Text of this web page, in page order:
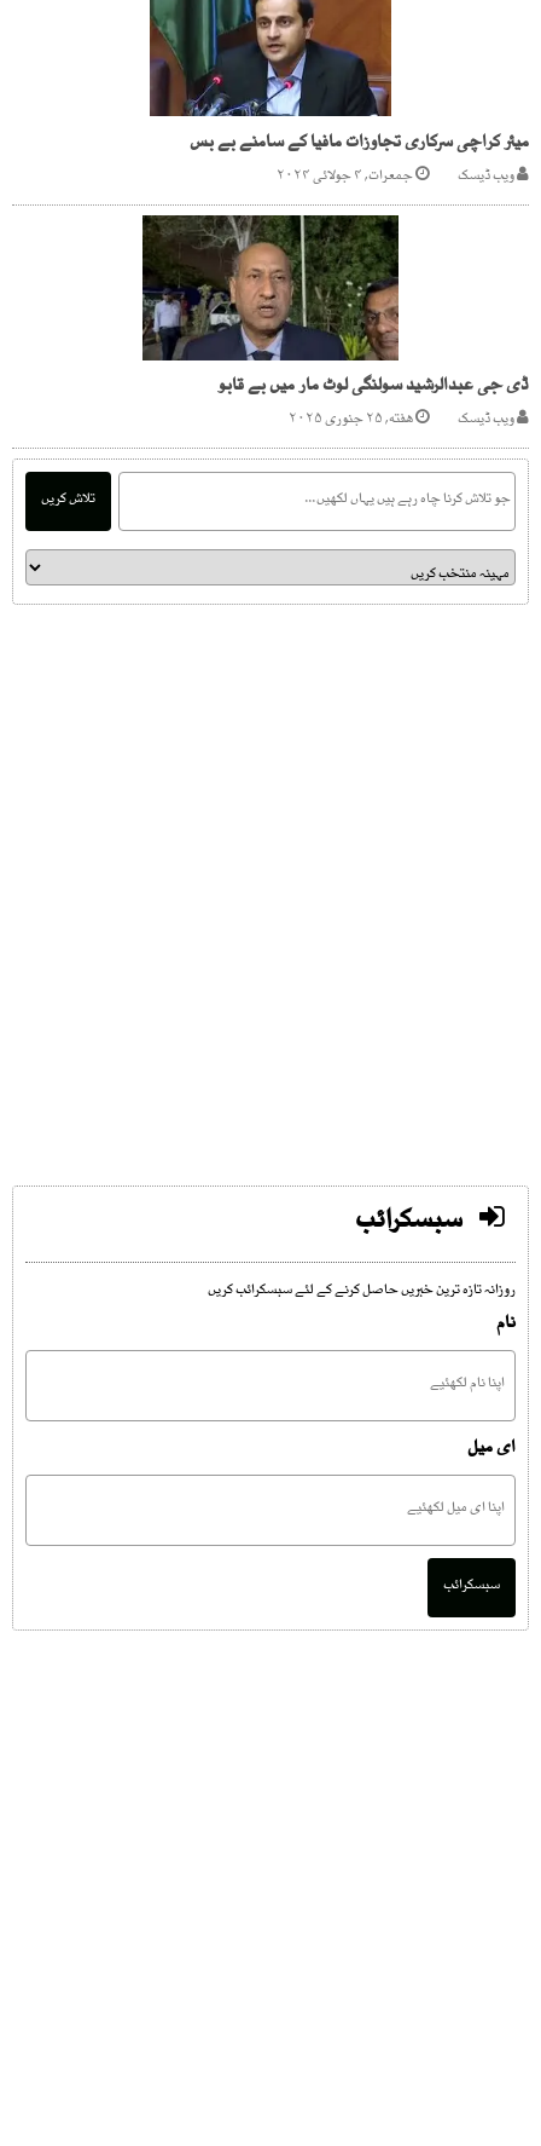
میئر کراچی سرکاری تجاوزات مافیا کے سامنے بے بس
ویب ڈیسک جمعرات, ۴ جولائی ۲۰۲۴
ڈی جی عبدالرشید سولنگی لوٹ مار میں بے قابو
ویب ڈیسک هفته, ۲۵ جنوری ۲۰۲۵
تلاش کریں
سبسکرائب
روزانہ تازہ ترین خبریں حاصل کرنے کے لئے سبسکرائب کریں
نام
ای میل
سبسکرائب